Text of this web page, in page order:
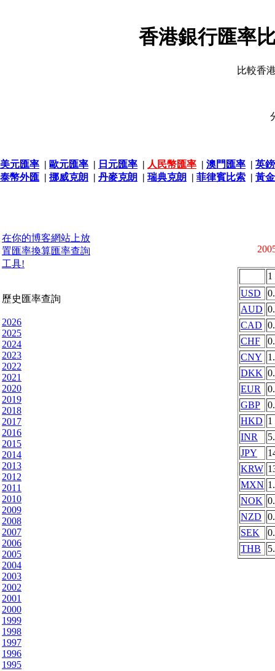
香港銀行匯率
比較香
美元匯率 | 歐元匯率 | 日元匯率 | 人民幣匯率 | 澳門匯率 | 英
泰幣外匯 | 挪威克朗 | 丹麥克朗 | 瑞典克朗 | 菲律賓比索 | 黃
在你的博客網站上放
置匯率換算匯率查詢
工具!
歷史匯率查詢
2026
2025
2024
2023
2022
2021
2020
2019
2018
2017
2016
2015
2014
2013
2012
2011
2010
2009
2008
2007
2006
2005
2004
2003
2002
2001
2000
1999
1998
1997
1996
1995
1
USD
AUD
CAD
CHF
CNY
DKK
EUR
GBP
HKD 1
INR
JPY
KRW
MXN
NOK
NZD
SEK
THB